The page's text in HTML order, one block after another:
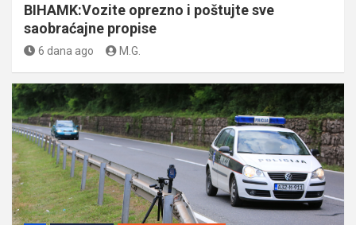
BIHAMK:Vozite oprezno i poštujte sve
saobraćajne propise
6 dana ago M.G.